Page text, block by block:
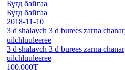
Бүгд байгаа
Бүгд байгаа
2018-11-10
3 d shalavch 3 d burees zarna
uilchluuleeree
3 d shalavch 3 d burees zarna
uilchluuleeree
100,000₮